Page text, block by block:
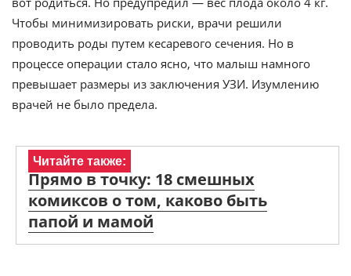
Чтобы минимизировать риски, врачи решили
проводить роды путем кесаревого сечения. Но в
процессе операции стало ясно, что малыш намного
превышает размеры из заключения УЗИ. Изумлению
врачей не было предела.
Читайте также:
Прямо в точку: 18 смешных
комиксов о том, каково быть
папой и мамой